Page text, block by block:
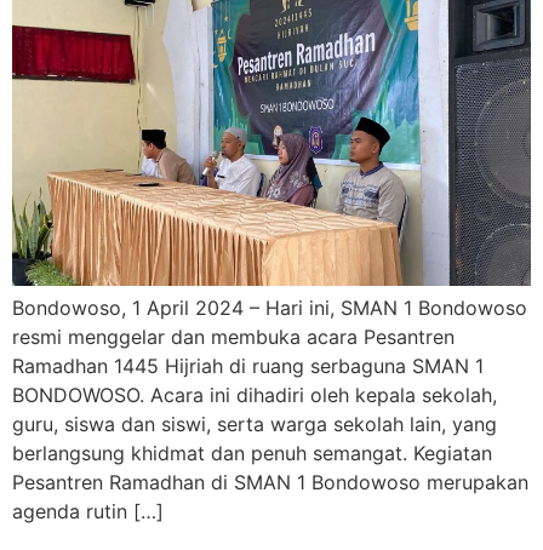
Bondowoso, 1 April 2024 – Hari ini, SMAN 1 Bondowoso
resmi menggelar dan membuka acara Pesantren
Ramadhan 1445 Hijriah di ruang serbaguna SMAN 1
BONDOWOSO. Acara ini dihadiri oleh kepala sekolah,
guru, siswa dan siswi, serta warga sekolah lain, yang
berlangsung khidmat dan penuh semangat. Kegiatan
Pesantren Ramadhan di SMAN 1 Bondowoso merupakan
agenda rutin […]